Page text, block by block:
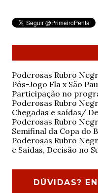
Poderosas Rubro
Pós-Jogo Fla x São
Participação no
Poderosas Rubro
Chegadas e saídas/
Poderosas Rubro
Semifinal da Copa do
Poderosas Rubro
e Saídas, Decisão no
DÚVIDAS?